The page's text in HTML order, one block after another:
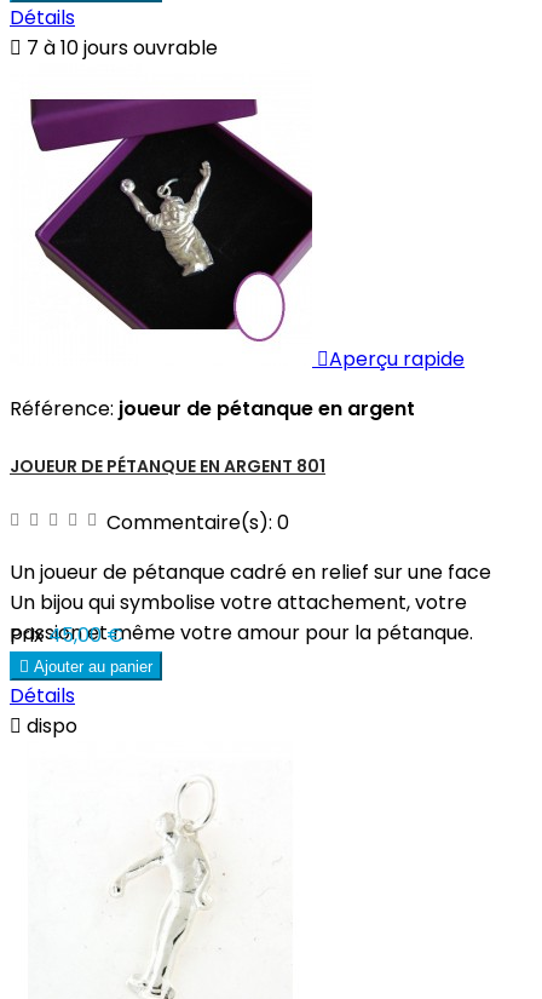
Détails
 7 à 10 jours ouvrable
Aperçu rapide
Référence: joueur de pétanque en argent
JOUEUR DE PÉTANQUE EN ARGENT 801
Commentaire(s): 0
Un joueur de pétanque cadré en relief sur une face
Un bijou qui symbolise votre attachement, votre
passion et même votre amour pour la pétanque.
Prix45,00 €
 Ajouter au panier
Détails
 dispo